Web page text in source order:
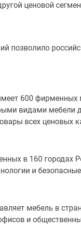
ценовой
позволило
600 фирменных
видами мебели
всех ценовых
в 160 городах
и
мебель в
и